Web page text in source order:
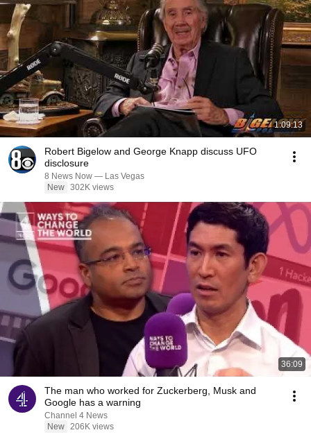
1:09:13
Robert Bigelow and George Knapp discuss UFO
disclosure
8 News Now — Las Vegas
New 302K views
36:09
The man who worked for Zuckerberg, Musk and
Google has a warning
Channel 4 News
New 206K views